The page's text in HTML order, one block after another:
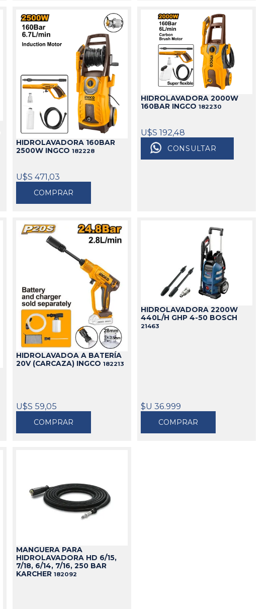
HIDROLAVADORA 160BAR
2500W INGCO182228
U$S 471,03
COMPRAR
HIDROLAVADORA 2000W
160BAR INGCO182230
U$S 192,48
CONSULTAR
HIDROLAVADOA A BATERÍA
20V (CARCAZA) INGCO182213
U$S 59,05
COMPRAR
HIDROLAVADORA 2200W
440L/H GHP 4-50 BOSCH
21463
$U 36.999
COMPRAR
MANGUERA PARA
HIDROLAVADORA HD 6/15,
7/18, 6/14, 7/16, 250 BAR
KARCHER182092